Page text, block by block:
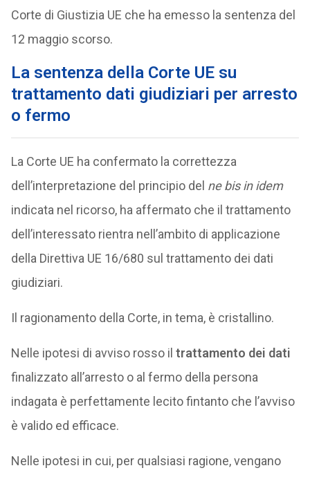
Corte di Giustizia UE che ha emesso la sentenza del
12 maggio scorso.
La sentenza della Corte UE su
trattamento dati giudiziari per arresto
o fermo
La Corte UE ha confermato la correttezza
dell’interpretazione del principio del ne bis in idem
indicata nel ricorso, ha affermato che il trattamento
dell’interessato rientra nell’ambito di applicazione
della Direttiva UE 16/680 sul trattamento dei dati
giudiziari.
Il ragionamento della Corte, in tema, è cristallino.
Nelle ipotesi di avviso rosso il trattamento dei dati
finalizzato all’arresto o al fermo della persona
indagata è perfettamente lecito fintanto che l’avviso
è valido ed efficace.
Nelle ipotesi in cui, per qualsiasi ragione, vengano